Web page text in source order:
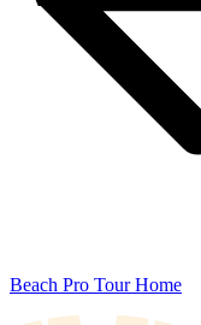
Beach Pro Tour Home